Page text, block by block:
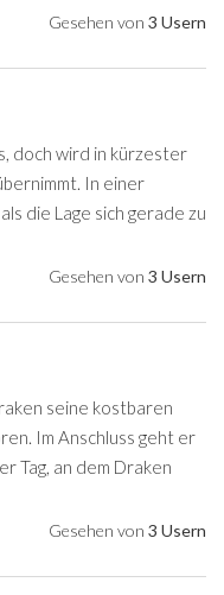
Gesehen von 3 Usern
doch wird in kürzester
In einer
die Lage sich gerade zu
Gesehen von 3 Usern
seine kostbaren
Im Anschluss geht er
Tag, an dem Draken
Gesehen von 3 Usern